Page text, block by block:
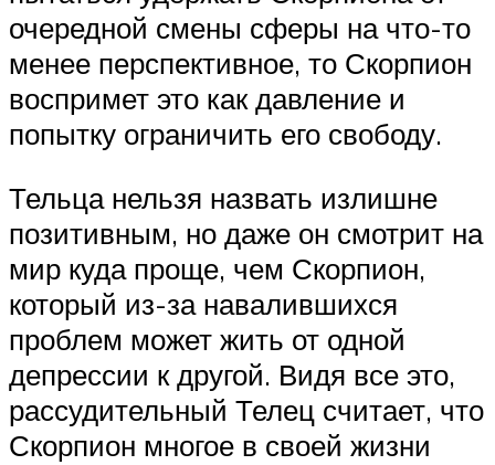
очередной смены сферы на что-то
менее перспективное, то Скорпион
воспримет это как давление и
попытку ограничить его свободу.
Тельца нельзя назвать излишне
позитивным, но даже он смотрит на
мир куда проще, чем Скорпион,
который из-за навалившихся
проблем может жить от одной
депрессии к другой. Видя все это,
рассудительный Телец считает, что
Скорпион многое в своей жизни